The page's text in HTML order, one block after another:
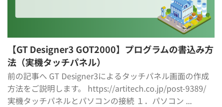
【GT Designer3 GOT2000】プログラムの書込み方
法（実機タッチパネル）
前の記事へ GT Designer3によるタッチパネル画面の作成
方法をご説明します。 https://artitech.co.jp/post-9389/
実機タッチパネルとパソコンの接続 １．パソコン ...